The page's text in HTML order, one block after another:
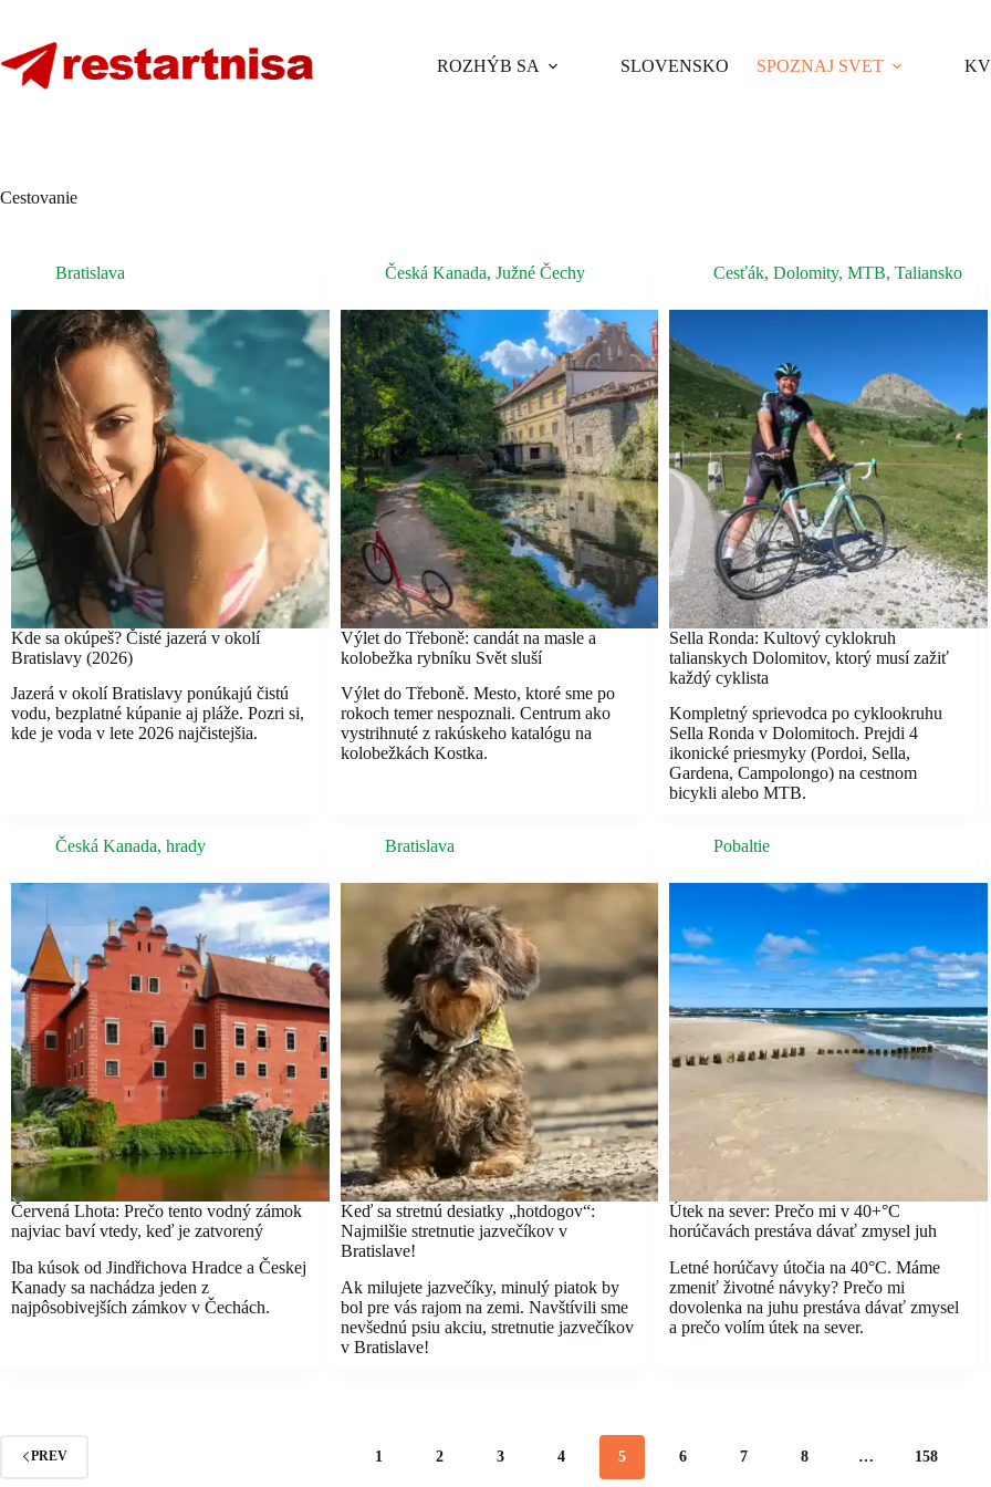
content
ROZHÝB SA
SLOVENSKO SPOZNAJ SVET
Cestovanie
Bratislava
Kde sa okúpeš? Čisté jazerá v okolí
Bratislavy (2026)
Jazerá v okolí Bratislavy ponúkajú čistú
vodu, bezplatné kúpanie aj pláže. Pozri si,
kde je voda v lete 2026 najčistejšia.
Česká Kanada, Južné Čechy
Výlet do Třeboně: candát na masle a
kolobežka rybníku Svět sluší
Výlet do Třeboně. Mesto, ktoré sme po
rokoch temer nespoznali. Centrum ako
vystrihnuté z rakúskeho katalógu na
kolobežkách Kostka.
Cesťák, Dolomity, MTB, Taliansko
Sella Ronda: Kultový cyklokruh
talianskych Dolomitov, ktorý musí zažiť
každý cyklista
Kompletný sprievodca po cyklookruhu
Sella Ronda v Dolomitoch. Prejdi 4
ikonické priesmyky (Pordoi, Sella,
Gardena, Campolongo) na cestnom
bicykli alebo MTB.
Česká Kanada, hrady
Červená Lhota: Prečo tento vodný zámok
najviac baví vtedy, keď je zatvorený
Iba kúsok od Jindřichova Hradce a Českej
Kanady sa nachádza jeden z
najpôsobivejších zámkov v Čechách.
Bratislava
Keď sa stretnú desiatky „hotdogov“:
Najmilšie stretnutie jazvečíkov v
Bratislave!
Ak milujete jazvečíky, minulý piatok by
bol pre vás rajom na zemi. Navštívili sme
nevšednú psiu akciu, stretnutie jazvečíkov
v Bratislave!
Pobaltie
Útek na sever: Prečo mi v 40+°C
horúčavách prestáva dávať zmysel juh
Letné horúčavy útočia na 40°C. Máme
zmeniť životné návyky? Prečo mi
dovolenka na juhu prestáva dávať zmysel
a prečo volím útek na sever.
PREV 1 2 3 4 5 6 7 8 … 158